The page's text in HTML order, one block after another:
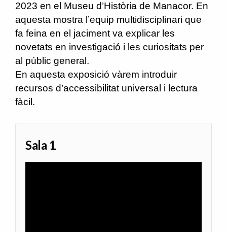
2023 en el Museu d’Història de Manacor. En
aquesta mostra l’equip multidisciplinari que
fa feina en el jaciment va explicar les
novetats en investigació i les curiositats per
al públic general.
En aquesta exposició vàrem introduir
recursos d’accessibilitat universal i lectura
fàcil.
Sala 1